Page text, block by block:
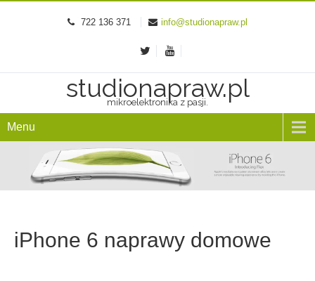
722 136 371 info@studionapraw.pl
studionapraw.pl
mikroelektronika z pasji.
Menu
iPhone 6 naprawy domowe